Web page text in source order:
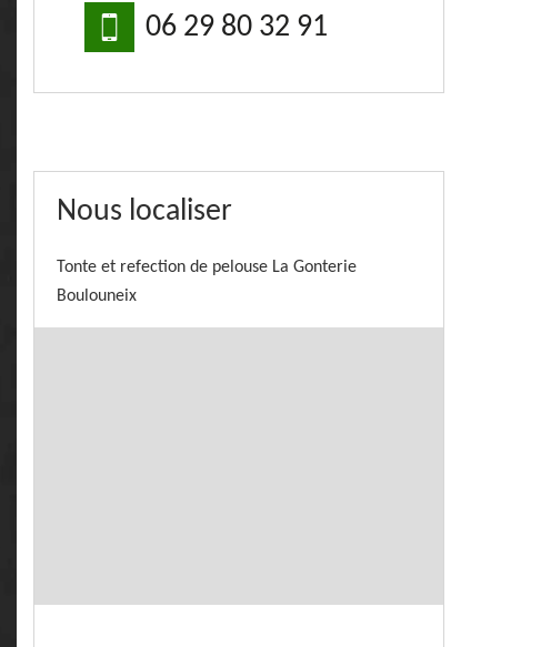
06 29 80 32 91
Nous localiser
Tonte et refection de pelouse La Gonterie
Boulouneix